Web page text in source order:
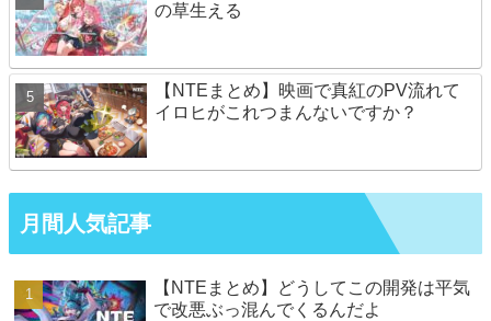
の草生える
【NTEまとめ】映画で真紅のPV流れて
イロヒがこれつまんないですか？
月間人気記事
【NTEまとめ】どうしてこの開発は平気
で改悪ぶっ混んでくるんだよ